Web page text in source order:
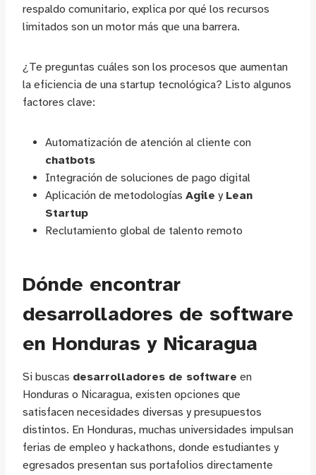
respaldo comunitario, explica por qué los recursos
limitados son un motor más que una barrera.
¿Te preguntas cuáles son los procesos que aumentan
la eficiencia de una startup tecnológica? Listo algunos
factores clave:
Automatización de atención al cliente con
chatbots
Integración de soluciones de pago digital
Aplicación de metodologías Agile y Lean
Startup
Reclutamiento global de talento remoto
Dónde encontrar
desarrolladores de software
en Honduras y Nicaragua
Si buscas desarrolladores de software en
Honduras o Nicaragua, existen opciones que
satisfacen necesidades diversas y presupuestos
distintos. En Honduras, muchas universidades impulsan
ferias de empleo y hackathons, donde estudiantes y
egresados presentan sus portafolios directamente